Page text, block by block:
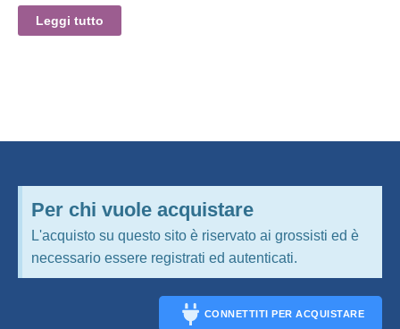
Leggi tutto
Per chi vuole acquistare
L'acquisto su questo sito è riservato ai grossisti ed è
necessario essere registrati ed autenticati.
CONNETTITI PER ACQUISTARE